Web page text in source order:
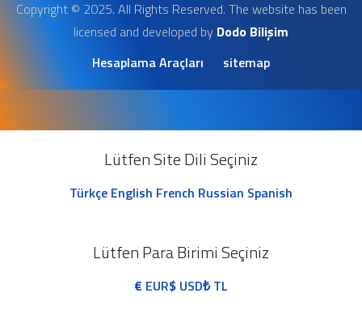
Copyright © 2025. All Rights Reserved. The website has been
licensed and developed by Dodo Bilişim
Hesaplama Araçları
sitemap
Lütfen Site Dili Seçiniz
Türkçe English French Russian Spanish
Lütfen Para Birimi Seçiniz
€ EUR$ USD₺TL